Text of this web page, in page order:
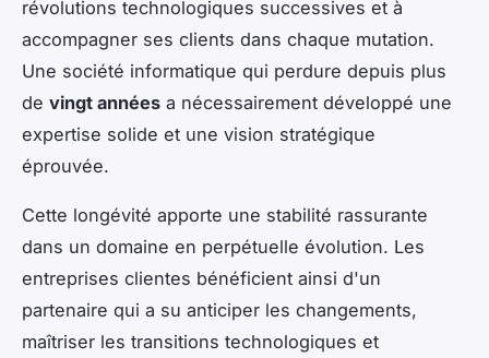
révolutions technologiques successives et à
accompagner ses clients dans chaque mutation.
Une société informatique qui perdure depuis plus
de vingt années a nécessairement développé une
expertise solide et une vision stratégique
éprouvée.
Cette longévité apporte une stabilité rassurante
dans un domaine en perpétuelle évolution. Les
entreprises clientes bénéficient ainsi d'un
partenaire qui a su anticiper les changements,
maîtriser les transitions technologiques et